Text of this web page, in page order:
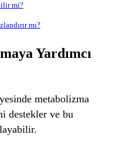
mi?
mı?
Yardımcı
metabolizma
destekler ve bu